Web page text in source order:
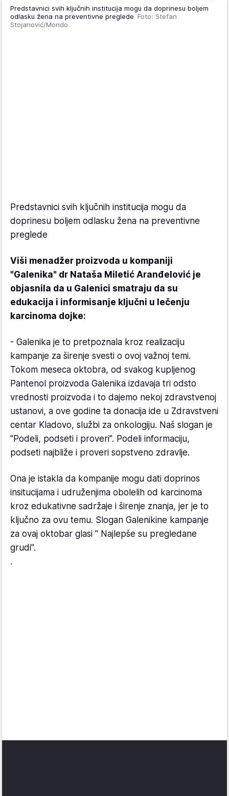
Predstavnici svih ključnih institucija mogu da doprinesu boljem
odlasku žena na preventivne preglede Foto: Stefan
Stojanović/Mondo
Predstavnici svih ključnih institucija mogu da
doprinesu boljem odlasku žena na preventivne
preglede
Viši menadžer proizvoda u kompaniji
"Galenika" dr Nataša Miletić Aranđelović je
objasnila da u Galenici smatraju da su
edukacija i informisanje ključni u lečenju
karcinoma dojke:
- Galenika je to pretpoznala kroz realizaciju
kampanje za širenje svesti o ovoj važnoj temi.
Tokom meseca oktobra, od svakog kupljenog
Pantenol proizvoda Galenika izdavaja tri odsto
vrednosti proizvoda i to dajemo nekoj zdravstvenoj
ustanovi, a ove godine ta donacija ide u Zdravstveni
centar Kladovo, službi za onkologiju. Naš slogan je
"Podeli, podseti i proveri". Podeli informaciju,
podseti najbliže i proveri sopstveno zdravlje.
Ona je istakla da kompanije mogu dati doprinos
insitucijama i udruženjima obolelih od karcinoma
kroz edukativne sadržaje i širenje znanja, jer je to
ključno za ovu temu. Slogan Galenikine kampanje
za ovaj oktobar glasi " Najlepše su pregledane
grudi".
.